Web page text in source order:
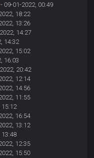
- 09-01-2022, 00:49
18:22
13:26
14:27
14:32
15:02
16:03
20:42
12:14
14:56
11:55
15:12
16:54
13:12
13:48
12:35
15:50